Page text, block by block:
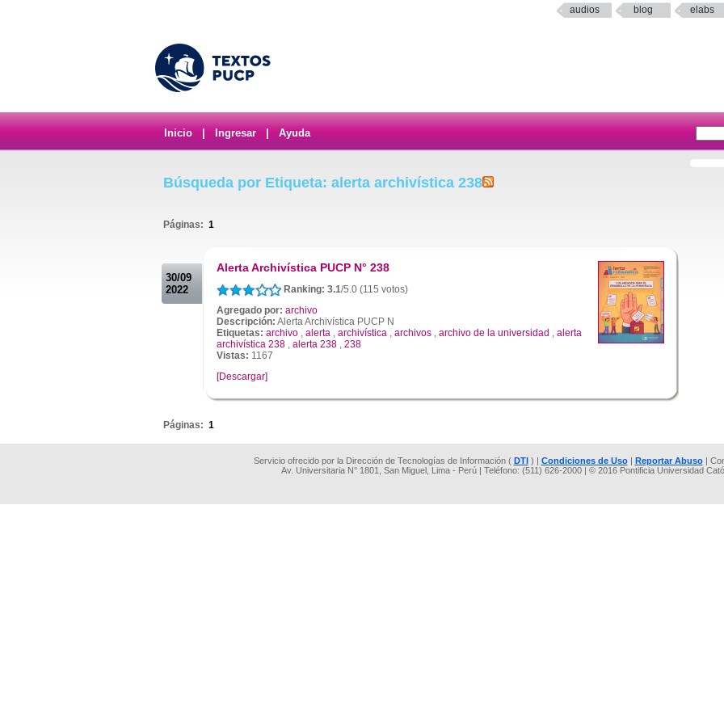
audios blog elabs
Inicio Ingresar Ayuda
Búsqueda por Etiqueta: alerta archivística 238
Páginas: 1
30/09
2022
Alerta Archivística PUCP N° 238
Ranking: 3.1/5.0 (115 votos)
Agregado por: archivo
Descripción: Alerta Archivística PUCP N
Etiquetas: archivo , alerta , archivística , archivos , archivo de la universidad , alerta
archivística 238 , alerta 238 , 238
Vistas: 1167
[Descargar]
Páginas: 1
Servicio ofrecido por la Dirección de Tecnologías de Información ( DTI) | Condiciones de Uso| Reportar Abuso|
Av. Universitaria N° 1801, San Miguel, Lima - Perú | Teléfono: (511) 626-2000 | © 2016 Pontificia Universidad